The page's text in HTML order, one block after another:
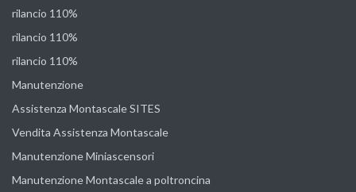
rilancio 110%
rilancio 110%
rilancio 110%
Manutenzione
Assistenza Montascale SITES
Vendita Assistenza Montascale
Manutenzione Miniascensori
Manutenzione Montascale a poltroncina